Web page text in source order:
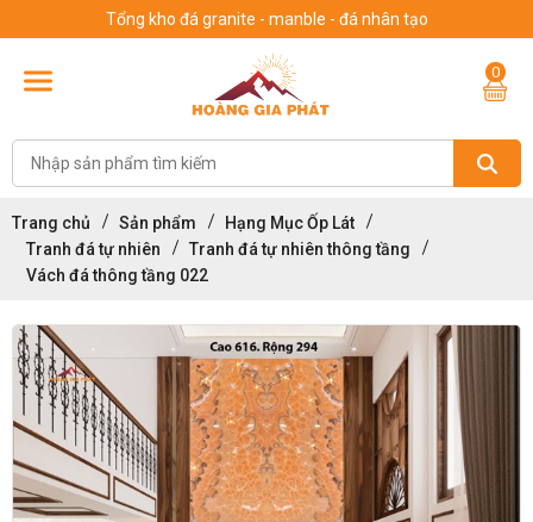
Tổng kho đá granite - manble - đá nhân tạo
0
Trang chủ Sản phẩm
Hạng Mục Ốp Lát
Tranh đá tự nhiên
Tranh đá tự nhiên thông tầng
Vách đá thông tầng 022